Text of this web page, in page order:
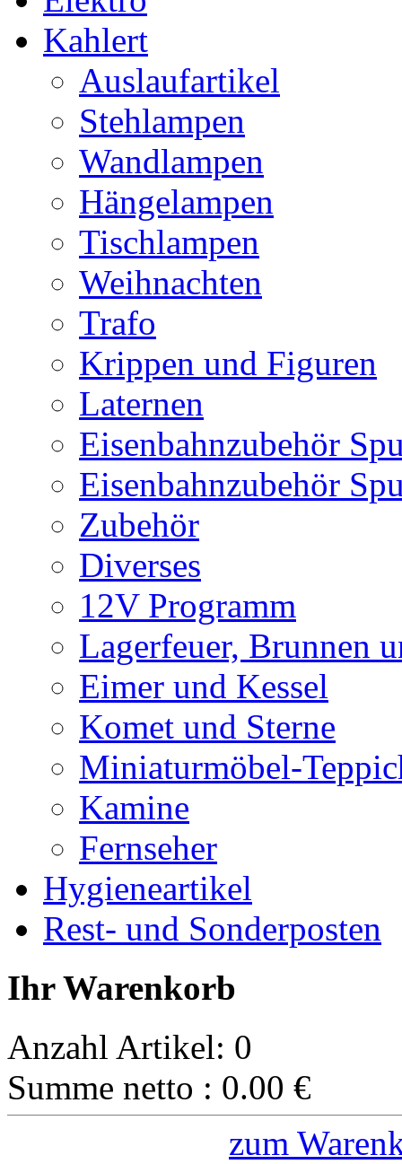
Kahlert
Auslaufartikel
Stehlampen
Wandlampen
Hängelampen
Tischlampen
Weihnachten
Trafo
Krippen und Figuren
Laternen
Eisenbahnzubehör
Eisenbahnzubehör
Zubehör
Diverses
12V Programm
Lagerfeuer, Brunnen
Eimer und Kessel
Komet und Sterne
Miniaturmöbel-
Kamine
Fernseher
Hygieneartikel
Rest- und Sonderposten
Ihr Warenkorb
Anzahl Artikel: 0
Summe netto : 0.00 €
zum